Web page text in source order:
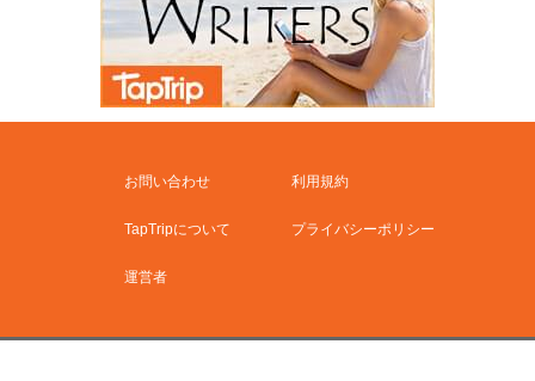
お問い合わせ 利用規約
TapTripについて プライバシーポリシー
運営者